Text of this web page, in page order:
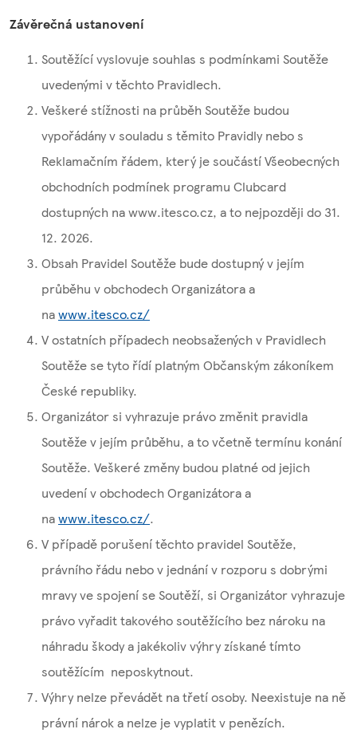
Závěrečná ustanovení
Soutěžící vyslovuje souhlas s podmínkami Soutěže
uvedenými v těchto Pravidlech.
Veškeré stížnosti na průběh Soutěže budou
vypořádány v souladu s těmito Pravidly nebo s
Reklamačním řádem, který je součástí Všeobecných
obchodních podmínek programu Clubcard
dostupných na www.itesco.cz, a to nejpozději do 31.
12. 2026.
Obsah Pravidel Soutěže bude dostupný v jejím
průběhu v obchodech Organizátora a
nawww.itesco.cz/
V ostatních případech neobsažených v Pravidlech
Soutěže se tyto řídí platným Občanským zákoníkem
České republiky.
Organizátor si vyhrazuje právo změnit pravidla
Soutěže v jejím průběhu, a to včetně termínu konání
Soutěže. Veškeré změny budou platné od jejich
uvedení v obchodech Organizátora a
nawww.itesco.cz/.
V případě porušení těchto pravidel Soutěže,
právního řádu nebo v jednání v rozporu s dobrými
mravy ve spojení se Soutěží, si Organizátor vyhrazuje
právo vyřadit takového soutěžícího bez nároku na
náhradu škody a jakékoliv výhry získané tímto
soutěžícím neposkytnout.
Výhry nelze převádět na třetí osoby. Neexistuje na ně
právní nárok a nelze je vyplatit v penězích.